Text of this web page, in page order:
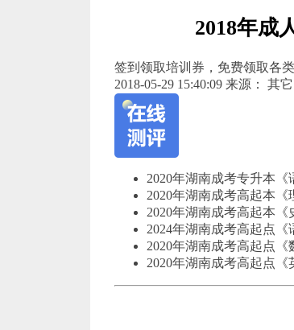
2018年成
签到领取培训券，免费领取各
2018-05-29 15:40:09 来源： 其它
2020年湖南成考专升本《
2020年湖南成考高起本《
2020年湖南成考高起本
2024年湖南成考高起点《
2020年湖南成考高起点《
2020年湖南成考高起点《